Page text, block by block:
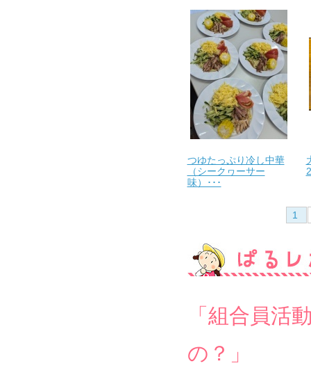
つゆたっぷり冷し中華
（シークヮーサー
味）･･･
1
「組合員活
の？」